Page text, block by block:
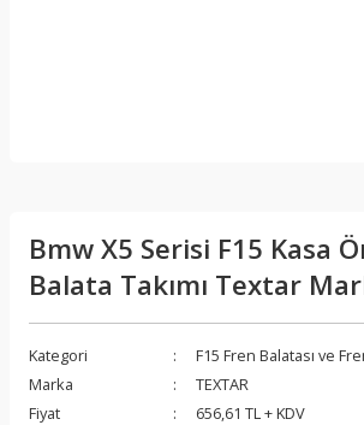
Bmw X5 Serisi F15 Kasa
Balata Takımı Textar
Kategori
F15 Fren Balatası ve
Marka
TEXTAR
Fiyat
656,61 TL + KDV